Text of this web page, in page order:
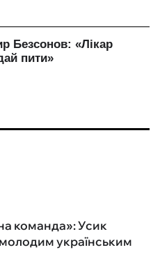
команда»: Усик
українським